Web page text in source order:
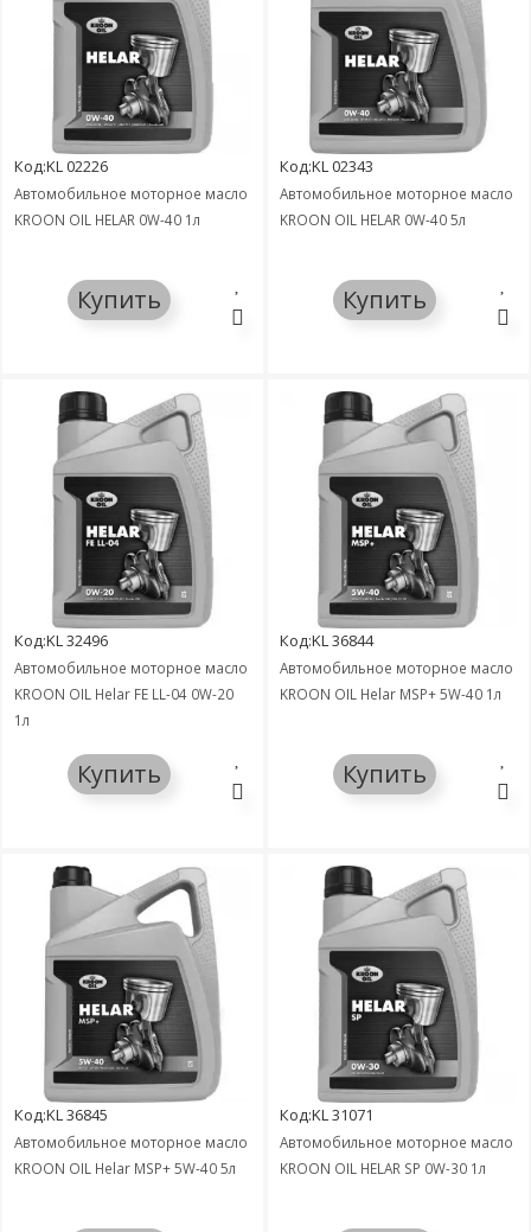
Код:KL 02226
Автомобильное моторное масло
KROON OIL HELAR 0W-40 1л
Купить
Код:KL 02343
Автомобильное моторное масло
KROON OIL HELAR 0W-40 5л
Купить
Код:KL 32496
Автомобильное моторное масло
KROON OIL Helar FE LL-04 0W-20
1л
Купить
Код:KL 36844
Автомобильное моторное масло
KROON OIL Helar MSP+ 5W-40 1л
Купить
Код:KL 36845
Автомобильное моторное масло
KROON OIL Helar MSP+ 5W-40 5л
Код:KL 31071
Автомобильное моторное масло
KROON OIL HELAR SP 0W-30 1л